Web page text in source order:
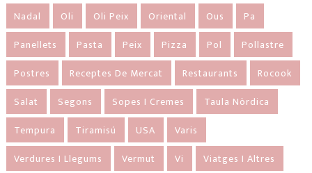
Nadal
Oli Oli Peix Oriental Ous
Pa
Panellets
Pasta Peix Pizza Pol
Pollastre
Postres
Receptes De Mercat Restaurants
Rocook
Salat
Segons Sopes I Cremes
Taula Nòrdica
Tempura
Tiramisú USA
Varis
Verdures I Llegums
Vermut Vi
Viatges I Altres